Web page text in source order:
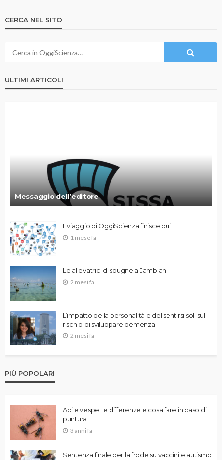
CERCA NEL SITO
ULTIMI ARTICOLI
Messaggio dell’editore
Il viaggio di OggiScienza finisce qui
1 mese fa
Le allevatrici di spugne a Jambiani
2 mesi fa
L’impatto della personalità e del sentirsi soli sul
rischio di sviluppare demenza
2 mesi fa
PIÙ POPOLARI
Api e vespe: le differenze e cosa fare in caso di
puntura
3 anni fa
Sentenza finale per la frode su vaccini e autismo